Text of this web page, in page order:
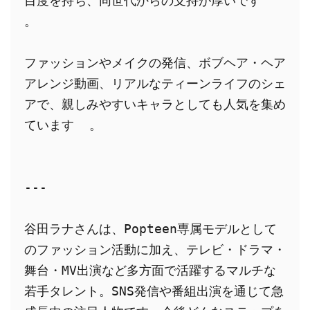
。
ファッションやメイクの発信、ボブヘア・ヘア
アレンジ動画、リアルなティーンライフのシェ
アで、親しみやすいキャラとしても人気を集め
ています  。
---
谷田ラナさんは、Popteen専属モデルとして
のファッション活動に加え、テレビ・ドラマ・
舞台・MV出演など多方面で活躍するマルチな
若手タレント。SNS発信や番組出演を通じて急